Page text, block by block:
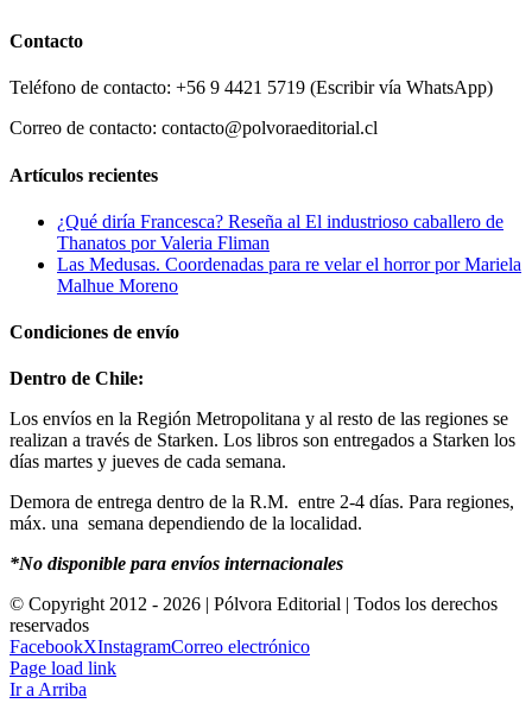
Contacto
Teléfono de contacto: +56 9 4421 5719 (Escribir vía WhatsApp)
Correo de contacto: contacto@polvoraeditorial.cl
Artículos recientes
¿Qué diría Francesca? Reseña al El industrioso caballero de
Thanatos por Valeria Fliman
Las Medusas. Coordenadas para re velar el horror por Mariela
Malhue Moreno
Condiciones de envío
Dentro de Chile:
Los envíos en la Región Metropolitana y al resto de las regiones se
realizan a través de Starken. Los libros son entregados a Starken los
días martes y jueves de cada semana.
Demora de entrega dentro de la R.M. entre 2-4 días. Para regiones,
máx. una semana dependiendo de la localidad.
*No disponible para envíos internacionales
© Copyright 2012 - 2026 | Pólvora Editorial | Todos los derechos
reservados
FacebookXInstagramCorreo electrónico
Page load link
Ir a Arriba